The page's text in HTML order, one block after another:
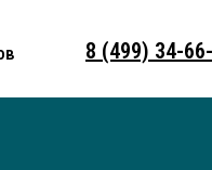
8 (499) 34-